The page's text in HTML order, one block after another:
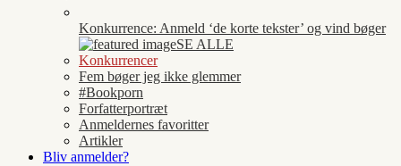
Konkurrence: Anmeld ‘de korte tekster’ og vind bøger
SE ALLE
Konkurrencer
Fem bøger jeg ikke glemmer
#Bookporn
Forfatterportræt
Anmeldernes favoritter
Artikler
Bliv anmelder?